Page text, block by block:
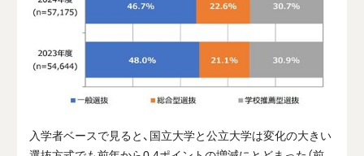
入学者ベースで見ると、国立大学と公立大学は変化の大きい